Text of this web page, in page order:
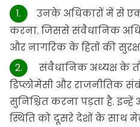
उनके अधिकारों में से एक
करना. जिससे संवैधानिक
और नागरिक के हितों की
संवैधानिक अध्यक्ष के
डिप्लोमेसी और राजनीतिक
सुनिश्चित करना पड़ता है.
स्थिति को दूसरे देशों के साथ